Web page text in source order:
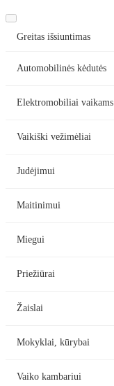
Greitas išsiuntimas
Automobilinės kėdutės
Elektromobiliai vaikams
Vaikiški vežimėliai
Judėjimui
Maitinimui
Miegui
Priežiūrai
Žaislai
Mokyklai, kūrybai
Vaiko kambariui